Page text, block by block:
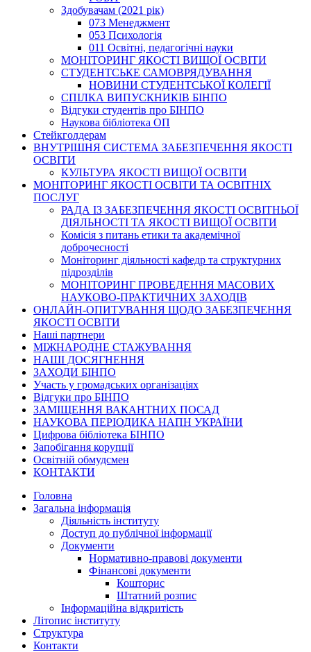
Здобувачам (2021 рік)
073 Менеджмент
053 Психологія
011 Освітні, педагогічні науки
МОНІТОРИНГ ЯКОСТІ ВИЩОЇ ОСВІТИ
СТУДЕНТСЬКЕ САМОВРЯДУВАННЯ
НОВИНИ СТУДЕНТСЬКОЇ КОЛЕГІЇ
СПІЛКА ВИПУСКНИКІВ БІНПО
Відгуки студентів про БІНПО
Наукова бібліотека ОП
Стейкголдерам
ВНУТРІШНЯ СИСТЕМА ЗАБЕЗПЕЧЕННЯ ЯКОСТІ
ОСВІТИ
КУЛЬТУРА ЯКОСТІ ВИЩОЇ ОСВІТИ
МОНІТОРИНГ ЯКОСТІ ОСВІТИ ТА ОСВІТНІХ
ПОСЛУГ
РАДА ІЗ ЗАБЕЗПЕЧЕННЯ ЯКОСТІ ОСВІТНЬОЇ
ДІЯЛЬНОСТІ ТА ЯКОСТІ ВИЩОЇ ОСВІТИ
Комісія з питань етики та академічної
доброчесності
Моніторинг діяльності кафедр та структурних
підрозділів
МОНІТОРИНГ ПРОВЕДЕННЯ МАСОВИХ
НАУКОВО-ПРАКТИЧНИХ ЗАХОДІВ
ОНЛАЙН-ОПИТУВАННЯ ЩОДО ЗАБЕЗПЕЧЕННЯ
ЯКОСТІ ОСВІТИ
Наші партнери
МІЖНАРОДНЕ СТАЖУВАННЯ
НАШІ ДОСЯГНЕННЯ
ЗАХОДИ БІНПО
Участь у громадських організаціях
Відгуки про БІНПО
ЗАМІЩЕННЯ ВАКАНТНИХ ПОСАД
НАУКОВА ПЕРІОДИКА НАПН УКРАЇНИ
Цифрова бібліотека БІНПО
Запобігання корупції
Освітній обмудсмен
КОНТАКТИ
Головна
Загальна інформація
Діяльність інституту
Доступ до публічної інформації
Документи
Нормативно-правові документи
Фінансові документи
Кошторис
Штатний розпис
Інформаційна відкритість
Літопис інституту
Структура
Контакти